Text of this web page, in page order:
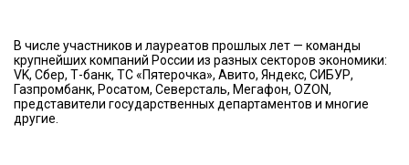
В числе участников и лауреатов прошлых лет — команды
крупнейших компаний России из разных секторов экономики:
VK, Сбер, Т-банк, ТС «Пятерочка», Авито, Яндекс, СИБУР,
Газпромбанк, Росатом, Северсталь, Мегафон, OZON,
представители государственных департаментов и многие
другие.